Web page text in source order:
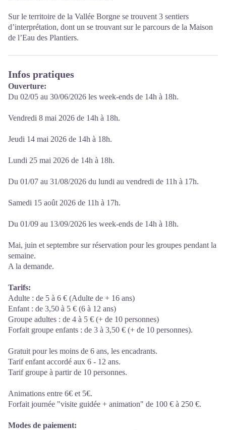
Sur le territoire de la Vallée Borgne se trouvent 3 sentiers
d’interprétation, dont un se trouvant sur le parcours de la Maison
de l’Eau des Plantiers.
Infos pratiques
Ouverture:
Du 02/05 au 30/06/2026 les week-ends de 14h à 18h.
Vendredi 8 mai 2026 de 14h à 18h.
Jeudi 14 mai 2026 de 14h à 18h.
Lundi 25 mai 2026 de 14h à 18h.
Du 01/07 au 31/08/2026 du lundi au vendredi de 11h à 17h.
Samedi 15 août 2026 de 11h à 17h.
Du 01/09 au 13/09/2026 les week-ends de 14h à 18h.
Mai, juin et septembre sur réservation pour les groupes pendant la
semaine.
A la demande.
Tarifs:
Adulte : de 5 à 6 € (Adulte de + 16 ans)
Enfant : de 3,50 à 5 € (6 à 12 ans)
Groupe adultes : de 4 à 5 € (+ de 10 personnes)
Forfait groupe enfants : de 3 à 3,50 € (+ de 10 personnes).
Gratuit pour les moins de 6 ans, les encadrants.
Tarif enfant accordé aux 6 - 12 ans.
Tarif groupe à partir de 10 personnes.
Animations entre 6€ et 5€.
Forfait journée "visite guidée + animation" de 100 € à 250 €.
Modes de paiement: